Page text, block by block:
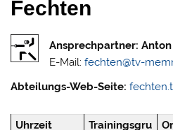
Fechten
Ansprechpartner:
E-Mail:fechten@tv-
Abteilungs-Web-Seite:
Uhrzeit
Trainingsgru